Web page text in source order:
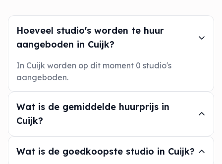
Hoeveel studio's worden te huur
aangeboden in Cuijk?
In Cuijk worden op dit moment 0 studio's
aangeboden.
Wat is de gemiddelde huurprijs in
Cuijk?
Wat is de goedkoopste studio in Cuijk?